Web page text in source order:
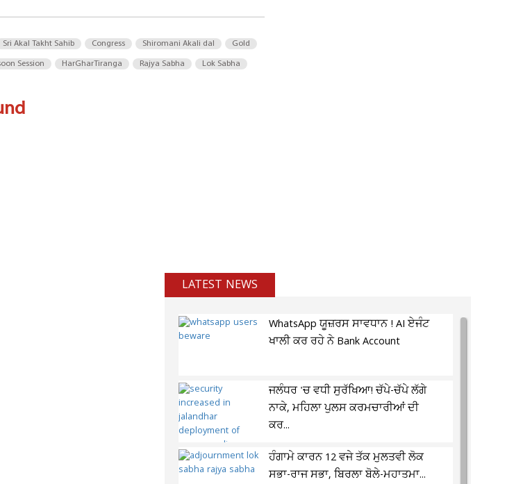
Sri Akal Takht Sahib Congress Shiromani Akali dal Gold
Session HarGharTiranga Rajya Sabha Lok Sabha
LATEST NEWS
WhatsApp ਯੂਜ਼ਰਸ ਸਾਵਧਾਨ ! AI ਏਜੰਟ
ਖਾਲੀ ਕਰ ਰਹੇ ਨੇ Bank Account
ਜਲੰਧਰ 'ਚ ਵਧੀ ਸੁਰੱਖਿਆ! ਚੱਪੇ-ਚੱਪੇ ਲੱਗੇ
ਨਾਕੇ, ਮਹਿਲਾ ਪੁਲਸ ਕਰਮਚਾਰੀਆਂ ਦੀ
ਕਰ...
ਹੰਗਾਮੇ ਕਾਰਨ 12 ਵਜੇ ਤੱਕ ਮੁਲਤਵੀ ਲੋਕ
ਸਭਾ-ਰਾਜ ਸਭਾ, ਬਿਰਲਾ ਬੋਲੇ-ਮਹਾਤਮਾ...